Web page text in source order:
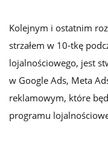
Kolejnym i ostatnim
strzałem w 10-tkę
lojalnościowego, jest
w Google Ads, Meta
reklamowym, które
programu